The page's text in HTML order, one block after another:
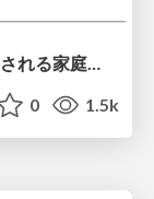
侵入は突然に 〜 IoTマルウェアと悪用される家庭の機器 ～ / When Intrusion Strikes: IoT Malware and the Abuse of Home Devices
0 1.5k